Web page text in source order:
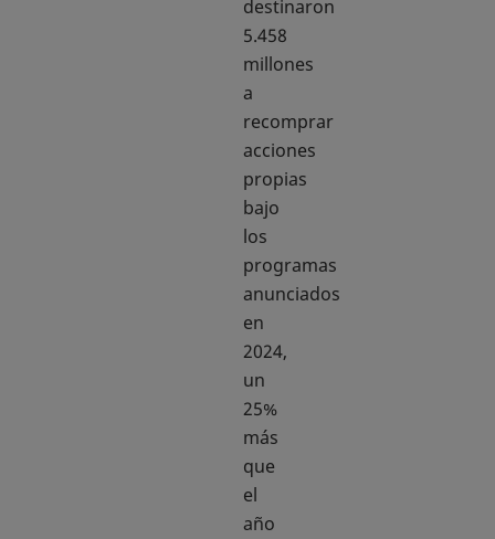
destinaron
5.458
millones
a
recomprar
acciones
propias
bajo
los
programas
anunciados
en
2024,
un
25%
más
que
el
año